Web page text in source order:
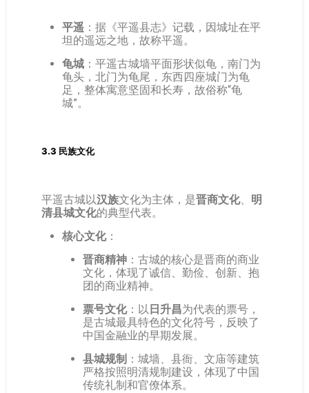
平遥 ：据《平遥县志》记载，因城址在平
坦的遥远之地，故称平遥。
龟城 ：平遥古城墙平面形状似龟，南门为
龟头，北门为龟尾，东西四座城门为龟
足，整体寓意坚固和长寿，故俗称“龟
城”。
3.3 民族文化
平遥古城以汉族文化为主体，是晋商文化、 明
清县城文化的典型代表。
核心文化：
晋商精神 ：古城的核心是晋商的商业
文化，体现了诚信、勤俭、创新、抱
团的商业精神。
票号文化：以 日升昌为代表的票号，
是古城最具特色的文化符号，反映了
中国金融业的早期发展。
县城规制 ：城墙、县衙、文庙等建筑
严格按照明清规制建设，体现了中国
传统礼制和官僚体系。